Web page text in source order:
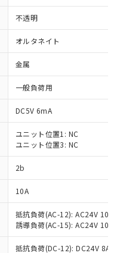
不透明
オルタネイト
金属
一般負荷用
DC5V 6mA
ユニット位置1: NC
ユニット位置3: NC
2b
10A
抵抗負荷(AC-12): AC24V 10A/
誘導負荷(AC-15): AC24V
抵抗負荷(DC-12): DC24V 8A/
（10物質）の
供可能な商品で
10物質）の非含
える予定のある